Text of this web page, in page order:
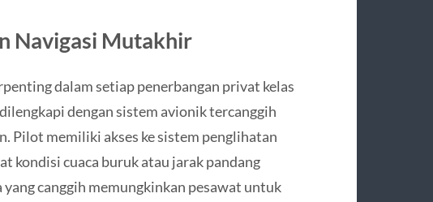
Navigasi Mutakhir
dalam setiap penerbangan privat kelas
dengan sistem avionik tercanggih
Pilot memiliki akses ke sistem penglihatan
kondisi cuaca buruk atau jarak pandang
canggih memungkinkan pesawat untuk